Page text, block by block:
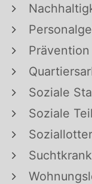
Soziale
Soziale